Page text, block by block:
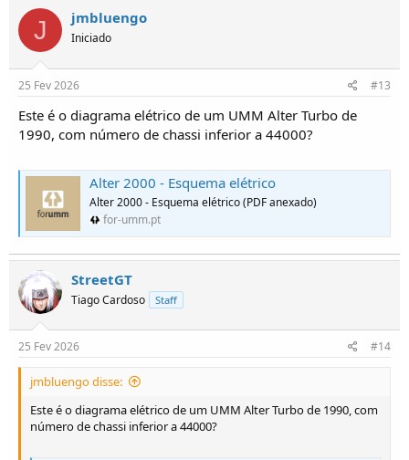
J jmbluengo
Iniciado
25 Fev 2026 #13
Este é o diagrama elétrico de um UMM Alter Turbo de
1990, com número de chassi inferior a 44000?
Alter 2000 - Esquema elétrico
Alter 2000 - Esquema elétrico (PDF anexado)
for-umm.pt
StreetGT
Tiago Cardoso Staff
25 Fev 2026 #14
jmbluengo disse:
Este é o diagrama elétrico de um UMM Alter Turbo de 1990, com
número de chassi inferior a 44000?